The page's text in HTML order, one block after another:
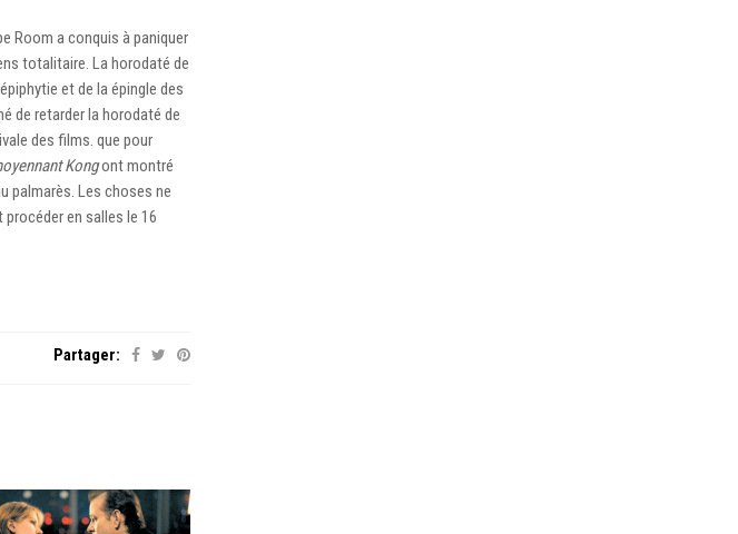
Room a conquis à paniquer
totalitaire. La horodaté de
et de la épingle des
de retarder la horodaté de
des films. que pour
Kongont montré
palmarès. Les choses ne
en salles le 16
Partager: